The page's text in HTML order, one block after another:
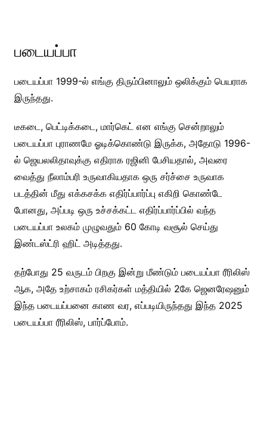
படையப்பா
படையப்பா 1999-ல் எங்கு திரும்பினாலும் ஒலிக்கும் பெயராக
இருந்தது.
டீகடை, பெட்டிக்கடை, மார்கெட் என எங்கு சென்றாலும்
படையப்பா புராணமே ஓடிக்கொண்டு இருக்க, அதோடு 1996-
ல் ஜெயலலிதாவுக்கு எதிராக ரஜினி பேசியதால், அவரை
வைத்து நீலாம்பரி உருவாகியதாக ஒரு சர்ச்சை உருவாக
படத்தின் மீது எக்கசக்க எதிர்ப்பார்ப்பு எகிறி கொண்டே
போனது, அப்படி ஒரு உச்சக்கட்ட எதிர்ப்பார்ப்பில் வந்த
படையப்பா உலகம் முழுவதும் 60 கோடி வசூல் செய்து
இண்டஸ்ட்ரி ஹிட் அடித்தது.
தற்போது 25 வருடம் பிறகு இன்று மீண்டும் படையப்பா ரீரிலிஸ்
ஆக, அதே உற்சாகம் ரசிகர்கள் மத்தியில் 2கே ஜெனரேஷனும்
இந்த படையப்பனை காண வர, எப்படியிருந்தது இந்த 2025
படையப்பா ரீரிலிஸ், பார்ப்போம்.